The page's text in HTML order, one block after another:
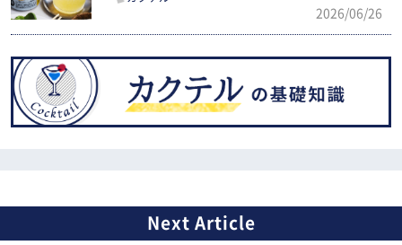
2026/06/26